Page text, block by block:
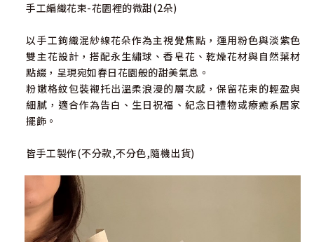
手工編織花束-花園裡的微甜(2朵)
以手工鉤織混紗線花朵作為主視覺焦點，運用粉色與淡紫色
雙主花設計，搭配永生繡球、香皂花、乾燥花材與自然葉材
點綴，呈現宛如春日花園般的甜美氣息。
粉嫩格紋包裝襯托出溫柔浪漫的層次感，保留花束的輕盈與
細膩，適合作為告白、生日祝福、紀念日禮物或療癒系居家
擺飾。
皆手工製作(不分款,不分色,隨機出貨)